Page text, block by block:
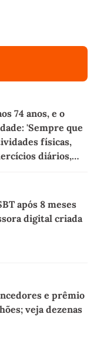
74 anos, e o
'Sempre que
físicas,
diários,
após 8 meses
digital criada
e prêmio
veja dezenas